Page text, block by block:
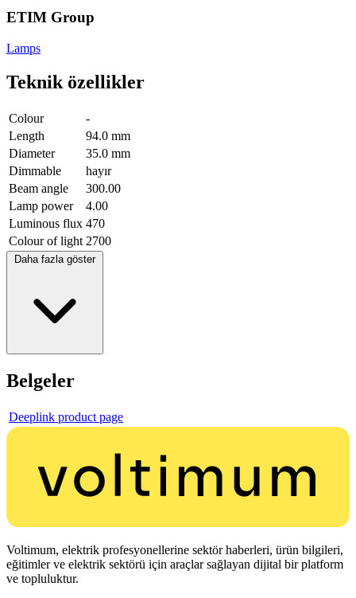
ETIM Group
Lamps
Teknik özellikler
Colour
-
Length
94.0 mm
Diameter
35.0 mm
Dimmable
hayır
Beam angle
300.00
Lamp power
4.00
Luminous flux 470
Colour of light 2700
Daha fazla göster
Belgeler
Deeplink product page
Voltimum, elektrik profesyonellerine sektör haberleri, ürün bilgileri,
eğitimler ve elektrik sektörü için araçlar sağlayan dijital bir platform
ve topluluktur.